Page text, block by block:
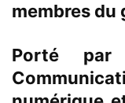
membres du
Porté